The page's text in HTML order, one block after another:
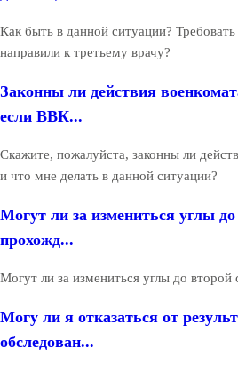
Как быть в данной ситуации?
направили к третьему врачу?
Законны ли действия
если ВВК...
Скажите, пожалуйста, законны ли
и что мне делать в данной ситуации?
Могут ли за измениться углы
прохожд...
Могут ли за измениться углы до второй
Могу ли я отказаться от
обследован...